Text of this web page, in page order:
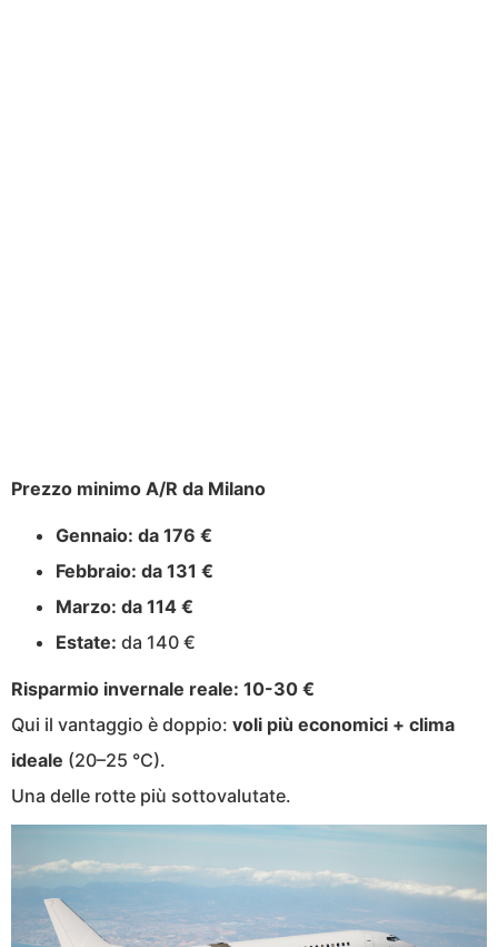
Prezzo minimo A/R da Milano
Gennaio: da 176 €
Febbraio: da 131 €
Marzo: da 114 €
Estate: da 140 €
Risparmio invernale reale: 10-30 €
Qui il vantaggio è doppio: voli più economici + clima
ideale (20–25 °C).
Una delle rotte più sottovalutate.